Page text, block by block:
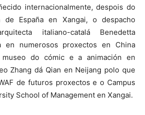
internacionalmente, despois do
España en Xangai, o despacho
italiano-catalá Benedetta
en numerosos proxectos en China
do cómic e a animación en
Zhang dá Qian en Neijang polo que
de futuros proxectos e o Campus
School of Management en Xangai.